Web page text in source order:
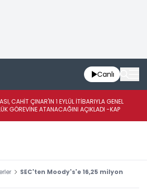
Canlı
CAHİT ÇINAR'IN 1 EYLÜL İTİBARIYLA GENEL
GÖREVİNE ATANACAĞINI AÇIKLADI -KAP
SEC'ten Moody's'e 16,25 milyon